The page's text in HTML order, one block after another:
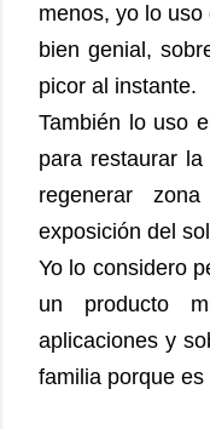
menos, yo lo
bien genial,
picor al instante.
También lo uso
para restaurar
regenerar
exposición del
Yo lo considero
un producto
aplicaciones y
familia porque